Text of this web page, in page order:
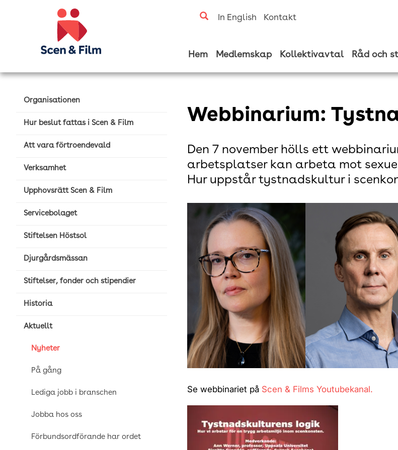
In English Kontakt
Hem Medlemskap Kollektivavtal Råd och
Organisationen
Hur beslut fattas i Scen & Film
Att vara förtroendevald
Verksamhet
Upphovsrätt Scen & Film
Servicebolaget
Stiftelsen Höstsol
Djurgårdsmässan
Stiftelser, fonder och stipendier
Historia
Aktuellt
Nyheter
På gång
Lediga jobb i branschen
Jobba hos oss
Förbundsordförande har ordet
Webbinarium:
Den 7 november hölls ett
arbetsplatser kan arbeta mot
Hur uppstår tystnadskultur i
Se webbinariet på Scen & Films Youtubekanal.